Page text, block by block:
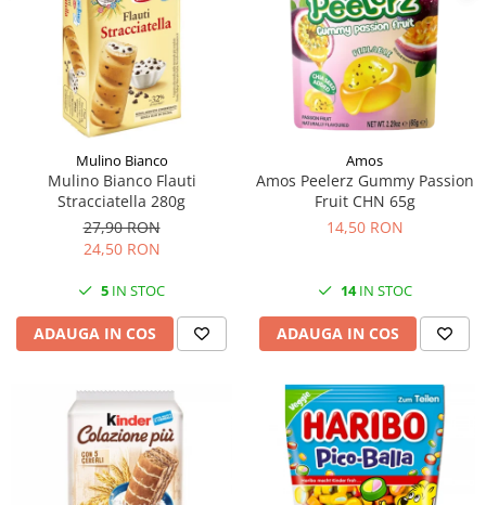
Mulino Bianco
Mulino Bianco Flauti
Stracciatella 280g
27,90 RON
24,50 RON
5 IN STOC
ADAUGA IN COS
Amos
Amos Peelerz Gummy Passion
Fruit CHN 65g
14,50 RON
14IN STOC
ADAUGA IN COS